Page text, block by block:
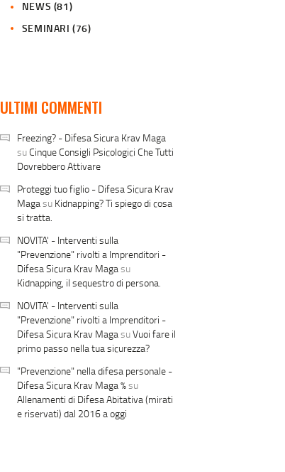
NEWS (81)
SEMINARI (76)
ULTIMI COMMENTI
Freezing? - Difesa Sicura Krav Maga
su Cinque Consigli Psicologici Che Tutti
Dovrebbero Attivare
Proteggi tuo figlio - Difesa Sicura Krav
Magasu Kidnapping? Ti spiego di cosa
si tratta.
NOVITA' - Interventi sulla
"Prevenzione" rivolti a Imprenditori -
Difesa Sicura Krav Magasu
Kidnapping, il sequestro di persona.
NOVITA' - Interventi sulla
"Prevenzione" rivolti a Imprenditori -
Difesa Sicura Krav Maga suVuoi fare il
primo passo nella tua sicurezza?
"Prevenzione" nella difesa personale -
Difesa Sicura Krav Maga %su
Allenamenti di Difesa Abitativa (mirati
e riservati) dal 2016 a oggi